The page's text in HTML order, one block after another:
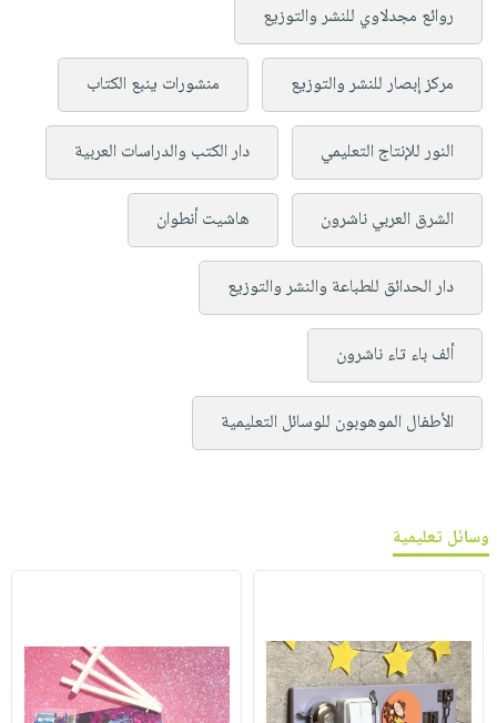
روائع مجدلاوي للنشر والتوزيع
مركز إبصار للنشر والتوزيع منشورات ينبع الكتاب
النور للإنتاج التعليمي دار الكتب والدراسات العربية
الشرق العربي ناشرون هاشيت أنطوان
دار الحدائق للطباعة والنشر والتوزيع
ألف باء تاء ناشرون
الأطفال الموهوبون للوسائل التعليمية
وسائل تعليمية